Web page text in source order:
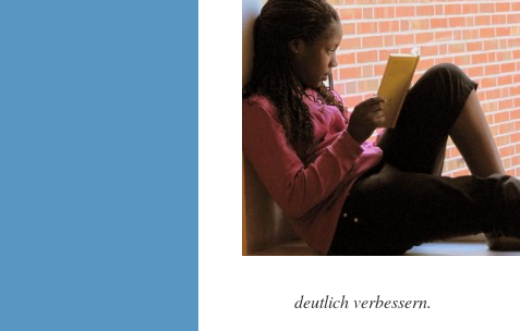
deutlich verbessern.